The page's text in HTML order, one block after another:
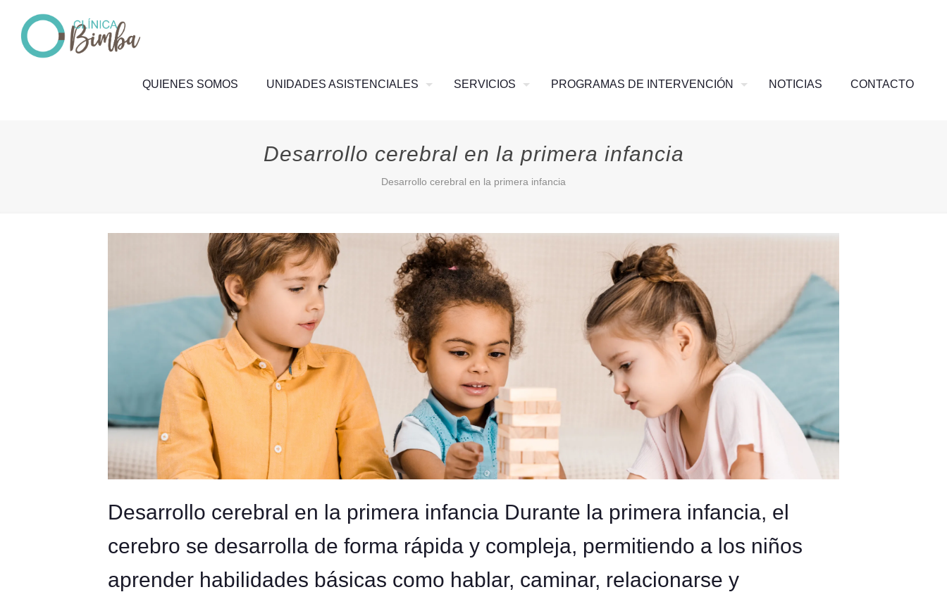
QUIENES SOMOS UNIDADES ASISTENCIALES SERVICIOS PROGRAMAS DE INTERVENCIÓN NOTICIAS CONTACTO
Desarrollo cerebral en la primera infancia
Desarrollo cerebral en la primera infancia
Desarrollo cerebral en la primera infancia Durante la primera infancia, el
cerebro se desarrolla de forma rápida y compleja, permitiendo a los niños
aprender habilidades básicas como hablar, caminar, relacionarse y